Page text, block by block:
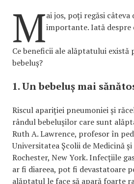
Mai jos, poți regăsi
importante. Iată despre
Ce beneficii ale alăptatului există
bebeluș?
1. Un bebeluș mai
Riscul apariției pneumoniei și
rândul bebelușilor care sunt
Ruth A. Lawrence, profesor în
Universitatea Școlii de Medicină
Rochester, New York. Infecțiile
ar fi diareea, pot fi devastatoare
alăptatul le face să apară foarte